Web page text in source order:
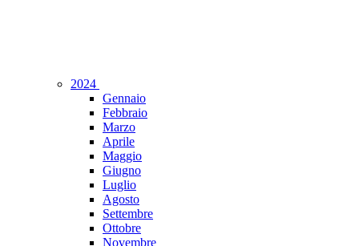
2024
Gennaio
Febbraio
Marzo
Aprile
Maggio
Giugno
Luglio
Agosto
Settembre
Ottobre
Novembre